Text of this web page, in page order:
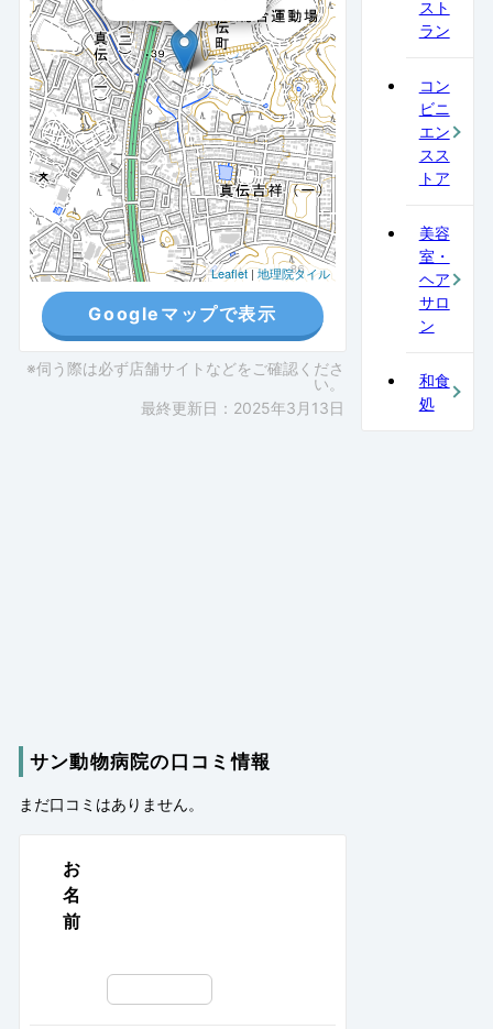
Leaflet|地理院タイル
Googleマップで表示
※伺う際は必ず店舗サイトなどをご確認くださ
い。
最終更新日：2025年3月13日
サン動物病院の口コミ情報
まだ口コミはありません。
お
名
前
スト
ラン
コン
ビニ
エン
スス
トア
美容
室・
ヘア
サロ
ン
和食
処